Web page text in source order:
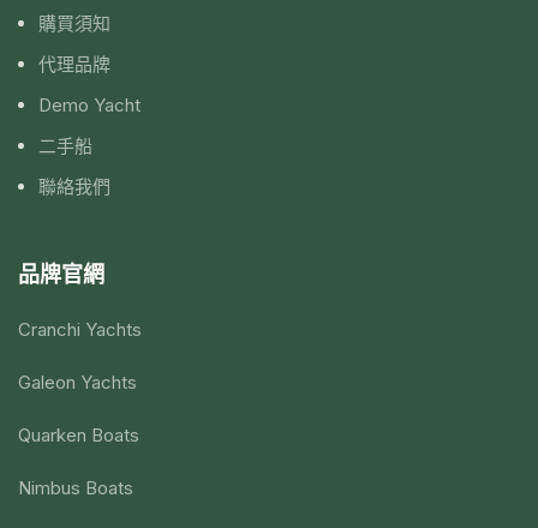
購買須知
代理品牌
Demo Yacht
二手船
聯絡我們
品牌官網
Cranchi Yachts
Galeon Yachts
Quarken Boats
Nimbus Boats